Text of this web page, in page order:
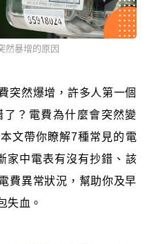
然暴增的原因
突然爆增，許多人第一個
？電費為什麼會突然變
文帶你瞭解7種常見的電
家中電表有沒有抄錯、該
費異常狀況，幫助你及早
失血。